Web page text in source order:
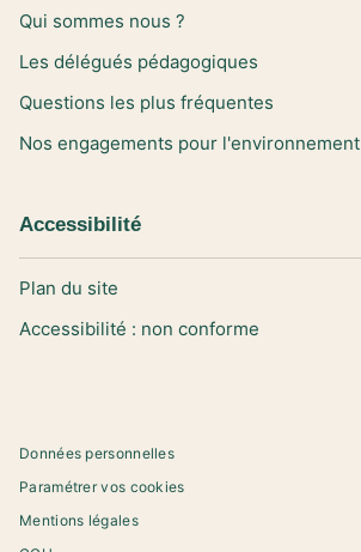
Qui sommes nous ?
Les délégués pédagogiques
Questions les plus fréquentes
Nos engagements pour l'environnement
Accessibilité
Plan du site
Accessibilité : non conforme
Données personnelles
Paramétrer vos cookies
Mentions légales